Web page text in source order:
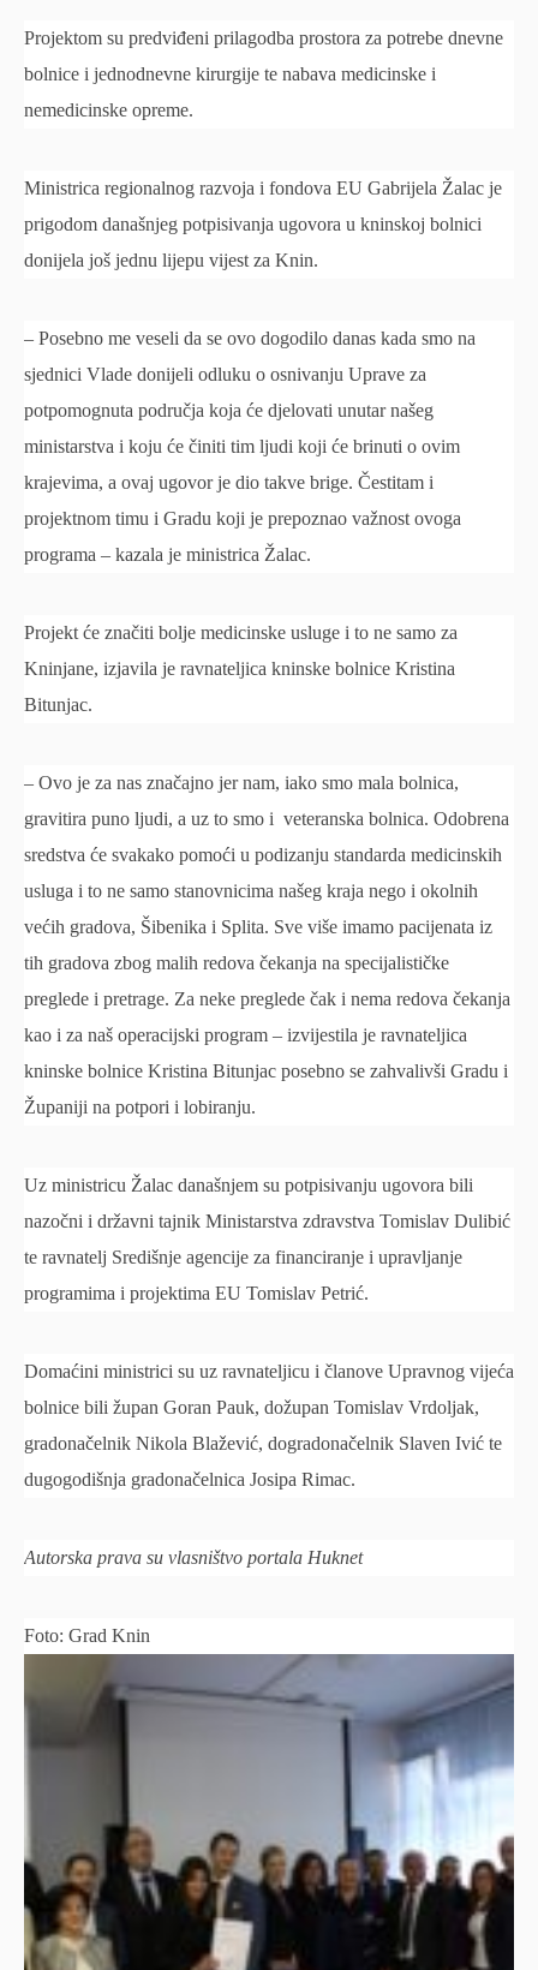
Projektom su predviđeni prilagodba prostora za potrebe dnevne
bolnice i jednodnevne kirurgije te nabava medicinske i
nemedicinske opreme.
Ministrica regionalnog razvoja i fondova EU Gabrijela Žalac je
prigodom današnjeg potpisivanja ugovora u kninskoj bolnici
donijela još jednu lijepu vijest za Knin.
– Posebno me veseli da se ovo dogodilo danas kada smo na
sjednici Vlade donijeli odluku o osnivanju Uprave za
potpomognuta područja koja će djelovati unutar našeg
ministarstva i koju će činiti tim ljudi koji će brinuti o ovim
krajevima, a ovaj ugovor je dio takve brige. Čestitam i
projektnom timu i Gradu koji je prepoznao važnost ovoga
programa – kazala je ministrica Žalac.
Projekt će značiti bolje medicinske usluge i to ne samo za
Kninjane, izjavila je ravnateljica kninske bolnice Kristina
Bitunjac.
– Ovo je za nas značajno jer nam, iako smo mala bolnica,
gravitira puno ljudi, a uz to smo i veteranska bolnica. Odobrena
sredstva će svakako pomoći u podizanju standarda medicinskih
usluga i to ne samo stanovnicima našeg kraja nego i okolnih
većih gradova, Šibenika i Splita. Sve više imamo pacijenata iz
tih gradova zbog malih redova čekanja na specijalističke
preglede i pretrage. Za neke preglede čak i nema redova čekanja
kao i za naš operacijski program – izvijestila je ravnateljica
kninske bolnice Kristina Bitunjac posebno se zahvalivši Gradu i
Županiji na potpori i lobiranju.
Uz ministricu Žalac današnjem su potpisivanju ugovora bili
nazočni i državni tajnik Ministarstva zdravstva Tomislav Dulibić
te ravnatelj Središnje agencije za financiranje i upravljanje
programima i projektima EU Tomislav Petrić.
Domaćini ministrici su uz ravnateljicu i članove Upravnog vijeća
bolnice bili župan Goran Pauk, dožupan Tomislav Vrdoljak,
gradonačelnik Nikola Blažević, dogradonačelnik Slaven Ivić te
dugogodišnja gradonačelnica Josipa Rimac.
Autorska prava su vlasništvo portala Huknet
Foto: Grad Knin